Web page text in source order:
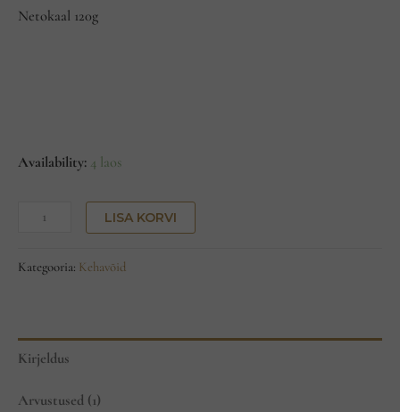
Netokaal 120g
Availability: 4 laos
LISA KORVI
Kategooria: Kehavõid
Kirjeldus
Arvustused (1)